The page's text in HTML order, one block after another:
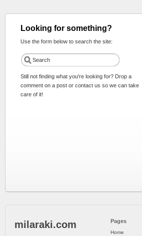
Looking for something?
Use the form below to search the site:
Still not finding what you're looking for? Drop a
comment on a post or contact us so we can take
care of it!
milaraki.com Pages
Home